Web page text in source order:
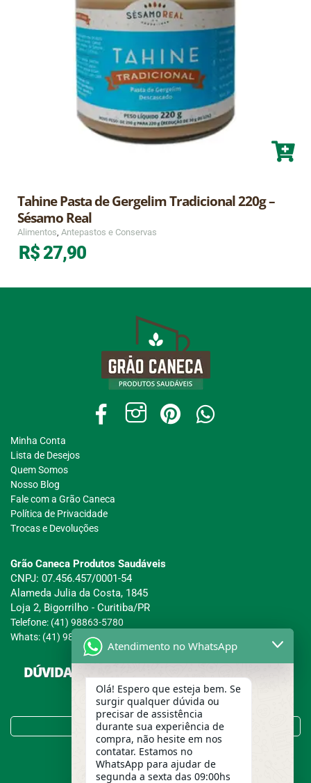
Tahine Pasta de Gergelim Tradicional 220g –
Sésamo Real
Alimentos Antepastos e Conservas
R$27,90
Minha Conta
Lista de Desejos
Quem Somos
Nosso Blog
Fale com a Grão Caneca
Política de Privacidade
Trocas e Devoluções
Grão Caneca Produtos Saudáveis
CNPJ: 07.456.457/0001-54
Alameda Julia da Costa, 1845
Loja 2, Bigorrilho - Curitiba/PR
Telefone: (41) 98863-5780
Whats: (41) 98863-5780
DÚVIDAS SOBRE COMPRAS, PAGAMENTOS E
ENTREGAS?
Tire suas Dúvidas no FAQ!
Atendimento no WhatsApp
Olá! Espero que esteja bem. Se
surgir qualquer dúvida ou
precisar de assistência
durante sua experiência de
compra, não hesite em nos
contatar. Estamos no
WhatsApp para ajudar de
segunda a sexta das 09:00hs